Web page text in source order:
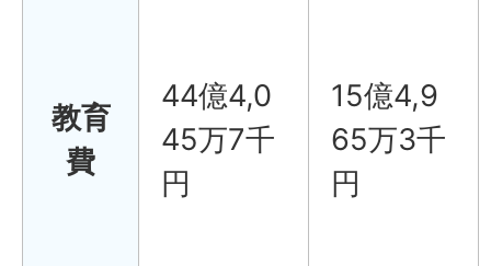
教育
費
44億4,0
45万7千
円
15億4,9
65万3千
円